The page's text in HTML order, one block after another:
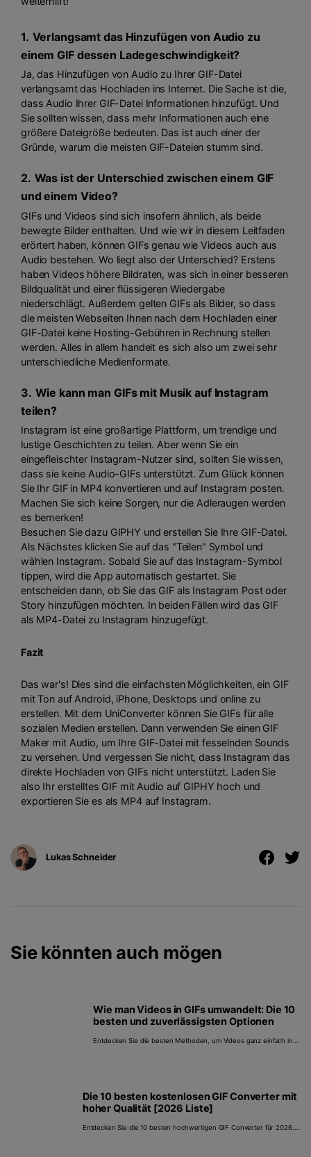
1. Verlangsamt das Hinzufügen von Audio zu
einem GIF dessen Ladegeschwindigkeit?
Ja, das Hinzufügen von Audio zu Ihrer GIF-Datei
verlangsamt das Hochladen ins Internet. Die Sache ist die,
dass Audio Ihrer GIF-Datei Informationen hinzufügt. Und
Sie sollten wissen, dass mehr Informationen auch eine
größere Dateigröße bedeuten. Das ist auch einer der
Gründe, warum die meisten GIF-Dateien stumm sind.
2. Was ist der Unterschied zwischen einem GIF
und einem Video?
GIFs und Videos sind sich insofern ähnlich, als beide
bewegte Bilder enthalten. Und wie wir in diesem Leitfaden
erörtert haben, können GIFs genau wie Videos auch aus
Audio bestehen. Wo liegt also der Unterschied? Erstens
haben Videos höhere Bildraten, was sich in einer besseren
Bildqualität und einer flüssigeren Wiedergabe
niederschlägt. Außerdem gelten GIFs als Bilder, so dass
die meisten Webseiten Ihnen nach dem Hochladen einer
GIF-Datei keine Hosting-Gebühren in Rechnung stellen
werden. Alles in allem handelt es sich also um zwei sehr
unterschiedliche Medienformate.
3. Wie kann man GIFs mit Musik auf Instagram
teilen?
Instagram ist eine großartige Plattform, um trendige und
lustige Geschichten zu teilen. Aber wenn Sie ein
eingefleischter Instagram-Nutzer sind, sollten Sie wissen,
dass sie keine Audio-GIFs unterstützt. Zum Glück können
Sie Ihr GIF in MP4 konvertieren und auf Instagram posten.
Machen Sie sich keine Sorgen, nur die Adleraugen werden
es bemerken!
Besuchen Sie dazu GIPHY und erstellen Sie Ihre GIF-Datei.
Als Nächstes klicken Sie auf das "Teilen" Symbol und
wählen Instagram. Sobald Sie auf das Instagram-Symbol
tippen, wird die App automatisch gestartet. Sie
entscheiden dann, ob Sie das GIF als Instagram Post oder
Story hinzufügen möchten. In beiden Fällen wird das GIF
als MP4-Datei zu Instagram hinzugefügt.
Fazit
Das war's! Dies sind die einfachsten Möglichkeiten, ein GIF
mit Ton auf Android, iPhone, Desktops und online zu
erstellen. Mit dem UniConverter können Sie GIFs für alle
sozialen Medien erstellen. Dann verwenden Sie einen GIF
Maker mit Audio, um Ihre GIF-Datei mit fesselnden Sounds
zu versehen. Und vergessen Sie nicht, dass Instagram das
direkte Hochladen von GIFs nicht unterstützt. Laden Sie
also Ihr erstelltes GIF mit Audio auf GIPHY hoch und
exportieren Sie es als MP4 auf Instagram.
Lukas Schneider
Sie könnten auch mögen
Wie man Videos in GIFs umwandelt: Die 10
besten und zuverlässigsten Optionen
Entdecken Sie die besten Methoden, um Videos ganz einfach in
Die 10 besten kostenlosen GIF Converter mit
hoher Qualität [2026 Liste]
Entdecken Sie die 10 besten hochwertigen GIF Converter für 2026.